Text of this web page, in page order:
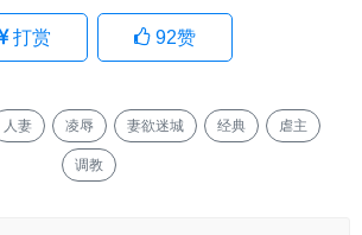
打赏 92赞
人妻 凌辱 妻欲迷城 经典 虐主
调教